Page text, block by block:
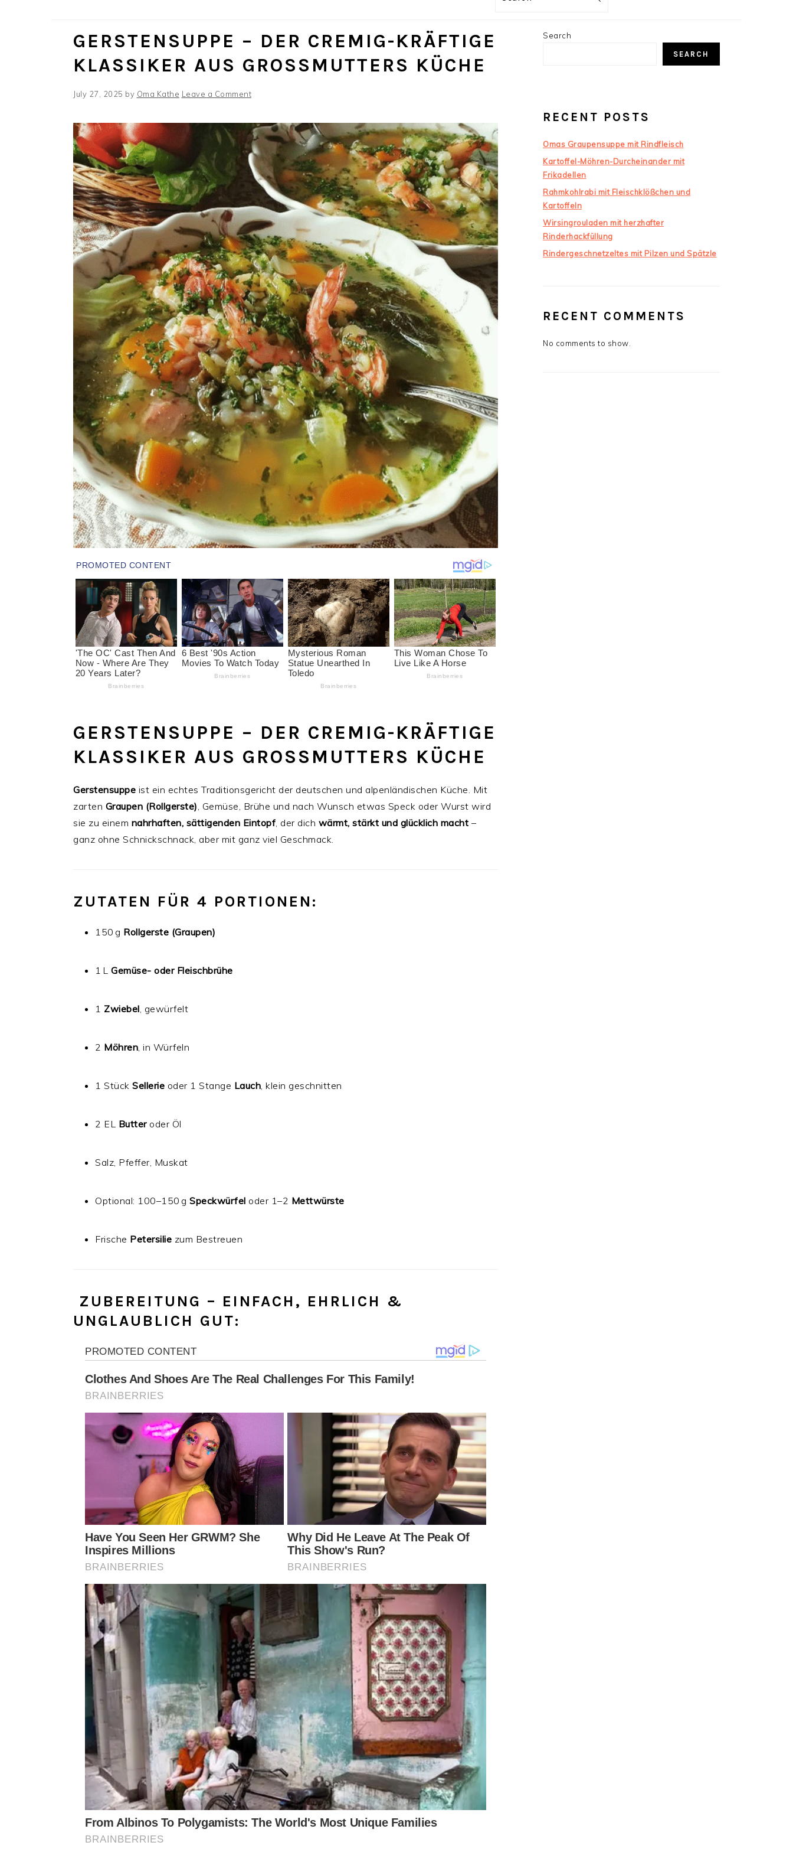
GERSTENSUPPE – DER CREMIG-KRÄFTIGE
KLASSIKER AUS GROSSMUTTERS KÜCHE
July 27, 2025 by Oma Kathe Leave a Comment
GERSTENSUPPE – DER CREMIG-KRÄFTIGE
KLASSIKER AUS GROSSMUTTERS KÜCHE
Gerstensuppe ist ein echtes Traditionsgericht der deutschen und alpenländischen Küche. Mit
zarten Graupen (Rollgerste), Gemüse, Brühe und nach Wunsch etwas Speck oder Wurst wird
sie zu einem nahrhaften, sättigenden Eintopf, der dich wärmt, stärkt und glücklich macht –
ganz ohne Schnickschnack, aber mit ganz viel Geschmack.
ZUTATEN FÜR 4 PORTIONEN:
150 g Rollgerste (Graupen)
1 L Gemüse- oder Fleischbrühe
1 Zwiebel, gewürfelt
2 Möhren, in Würfeln
1 Stück Sellerie oder 1 Stange Lauch, klein geschnitten
2 EL Butteroder Öl
Salz, Pfeffer, Muskat
Optional: 100–150 g Speckwürfel oder 1–2 Mettwürste
Frische Petersilie zum Bestreuen
‍ ZUBEREITUNG – EINFACH, EHRLICH &
UNGLAUBLICH GUT:
PRIMARY
Search
SEARCH
RECENT POSTS
Omas Graupensuppe mit Rindfleisch
Kartoffel-Möhren-Durcheinander mit
Frikadellen
Rahmkohlrabi mit Fleischklößchen und
Kartoffeln
Wirsingrouladen mit herzhafter
Rinderhackfüllung
Rindergeschnetzeltes mit Pilzen und Spätzle
RECENT COMMENTS
No comments to show.